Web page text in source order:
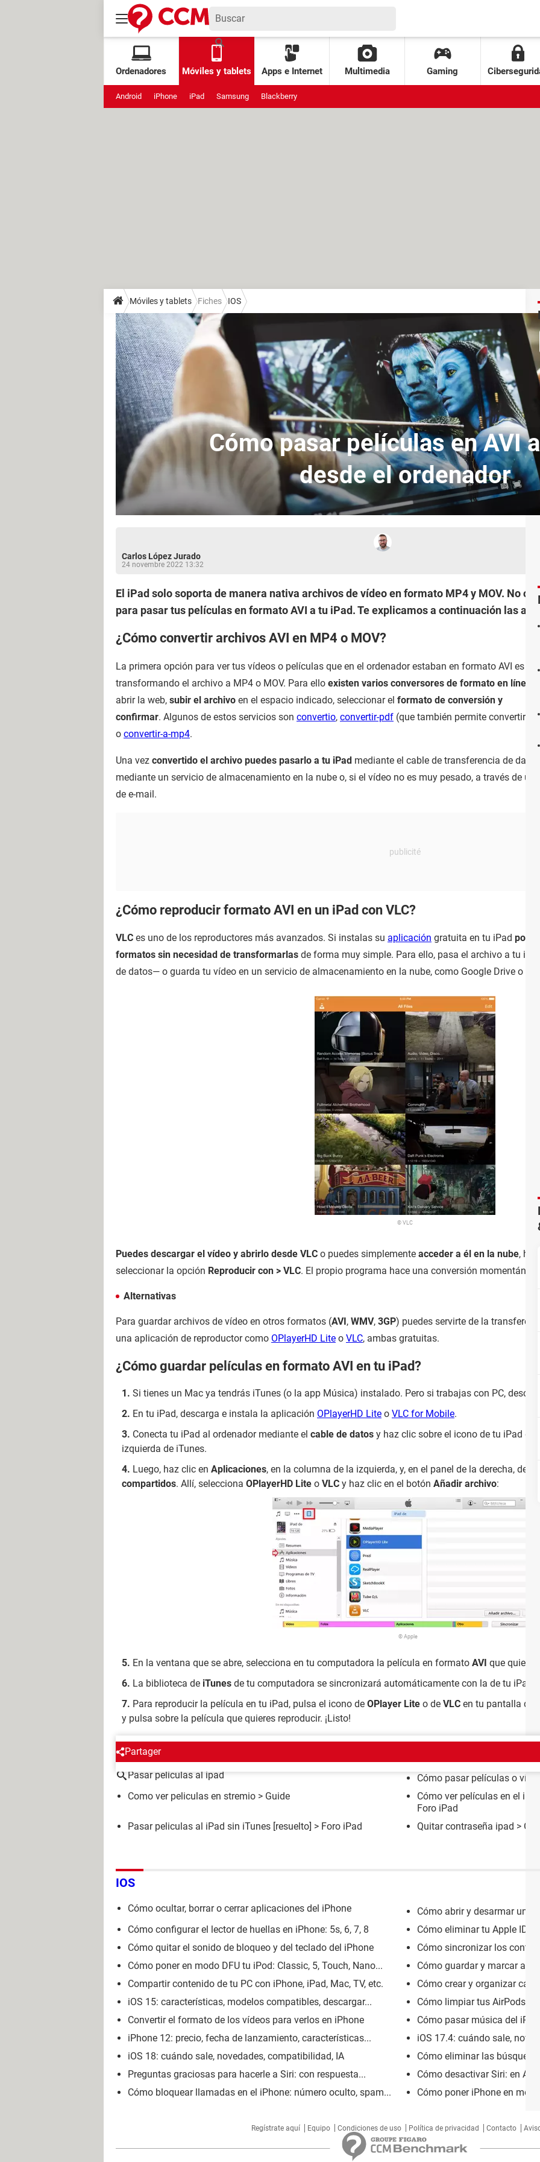
Ordenadores Móviles y tablets Apps e Internet Multimedia Gaming
Android iPhone iPad Samsung Blackberry
Móviles y tablets Fiches IOS
Cómo pasar películas en AVI
desde el ordenador
Carlos López Jurado
24 novembre 2022 13:32
El iPad solo soporta de manera nativa archivos de vídeo en formato MP4 y MOV. No
para pasar tus películas en formato AVI a tu iPad. Te explicamos a continuación las
¿Cómo convertir archivos AVI en MP4 o MOV?
La primera opción para ver tus vídeos o películas que en el ordenador estaban en formato AVI es
transformando el archivo a MP4 o MOV. Para ello existen varios conversores de formato en línea
abrir la web, subir el archivo en el espacio indicado, seleccionar el formato de conversión y
confirmar. Algunos de estos servicios son convertio, convertir-pdf (que también permite convertir
o convertir-a-mp4.
Una vez convertido el archivo puedes pasarlo a tu iPad mediante el cable de transferencia de datos,
mediante un servicio de almacenamiento en la nube o, si el vídeo no es muy pesado, a través de un
de e-mail.
¿Cómo reproducir formato AVI en un iPad con VLC?
VLC es uno de los reproductores más avanzados. Si instalas su aplicación gratuita en tu iPad
formatos sin necesidad de transformarlas de forma muy simple. Para ello, pasa el archivo a tu
de datos— o guarda tu vídeo en un servicio de almacenamiento en la nube, como Google Drive o
© VLC
Puedes descargar el vídeo y abrirlo desde VLC o puedes simplemente acceder a él en la nube,
seleccionar la opción Reproducir con > VLC. El propio programa hace una conversión
Alternativas
Para guardar archivos de vídeo en otros formatos (AVI, WMV, 3GP) puedes servirte de la
una aplicación de reproductor como OPlayerHD Lite o VLC, ambas gratuitas.
¿Cómo guardar películas en formato AVI en tu iPad?
Si tienes un Mac ya tendrás iTunes (o la app Música) instalado. Pero si trabajas con PC,
En tu iPad, descarga e instala la aplicación OPlayerHD Lite o VLC for Mobile.
Conecta tu iPad al ordenador mediante el cable de datos y haz clic sobre el icono de tu iPad
izquierda de iTunes.
Luego, haz clic en Aplicaciones, en la columna de la izquierda, y, en el panel de la derecha,
compartidos. Allí, selecciona OPlayerHD Lite o VLC y haz clic en el botón Añadir archivo:
© Apple
En la ventana que se abre, selecciona en tu computadora la película en formato AVI que
La biblioteca de iTunes de tu computadora se sincronizará automáticamente con la de tu iPad y
Para reproducir la película en tu iPad, pulsa el icono de OPlayer Lite o de VLC en tu pantalla de
y pulsa sobre la película que quieres reproducir. ¡Listo!
Partager
ALREDEDOR DEL MISMO TEMA
Pasar peliculas al ipad Cómo pasar películas o
Como ver peliculas en stremio > Guide Cómo ver películas en el
Foro iPad
Pasar peliculas al iPad sin iTunes [resuelto] > Foro iPad Quitar contraseña ipad >
IOS
Cómo ocultar, borrar o cerrar aplicaciones del iPhone
Cómo abrir y desarmar un
Cómo configurar el lector de huellas en iPhone: 5s, 6, 7, 8
Cómo eliminar tu Apple ID:
Cómo quitar el sonido de bloqueo y del teclado del iPhone
Cómo sincronizar los
Cómo poner en modo DFU tu iPod: Classic, 5, Touch, Nano...
Cómo guardar y marcar
Compartir contenido de tu PC con iPhone, iPad, Mac, TV, etc.
Cómo crear y organizar
iOS 15: características, modelos compatibles, descargar...
Cómo limpiar tus AirPods:
Convertir el formato de los vídeos para verlos en iPhone
Cómo pasar música del iPod
iPhone 12: precio, fecha de lanzamiento, características...
iOS 17.4: cuándo sale,
iOS 18: cuándo sale, novedades, compatibilidad, IA
Cómo eliminar las
Preguntas graciosas para hacerle a Siri: con respuesta...
Cómo desactivar Siri: en
Cómo bloquear llamadas en el iPhone: número oculto, spam...
Cómo poner iPhone en
Regístrate aquí Equipo Condiciones de uso Política de privacidad Contacto